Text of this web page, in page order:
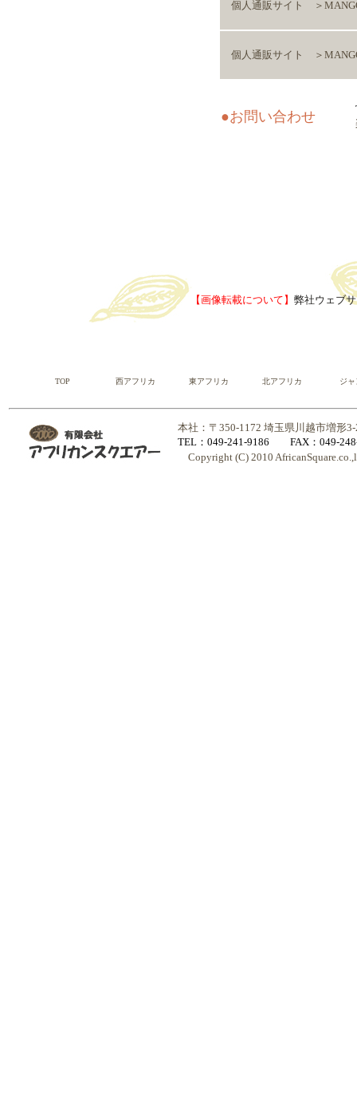
個人通販サイト ＞
個人通販サイト ＞
●お問い合わせ
【画像転載について】 弊社ウェブ
TOP 西アフリカ 東アフリカ 北アフリカ ジ
本社：〒350-1172 埼玉県川越市増
TEL：049-241-9186 FAX：049-
Copyright (C) 2010